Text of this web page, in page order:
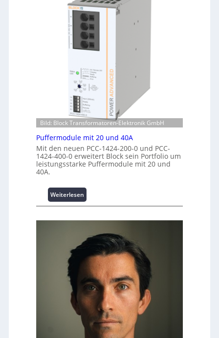
m
a
n
t
e
r
e
c
h
e
n
z
e
n
r
e
h
u
n
g
f
C
r
m
p
w
r
k
z
e
g
e
n
e
r
g
I
n
v
e
s
t
i
t
i
o
n
i
c
e
h
a
t
A
Bild: Block Transformatoren-Elektronik GmbH
Puffermodule mit 20 und 40A
Mit den neuen PCC-1424-200-0 und PCC-
1424-400-0 erweitert Block sein Portfolio um
leistungsstarke Puffermodule mit 20 und
40A.
Weiterlesen:
P
f
e
m
d
u
l
e
i